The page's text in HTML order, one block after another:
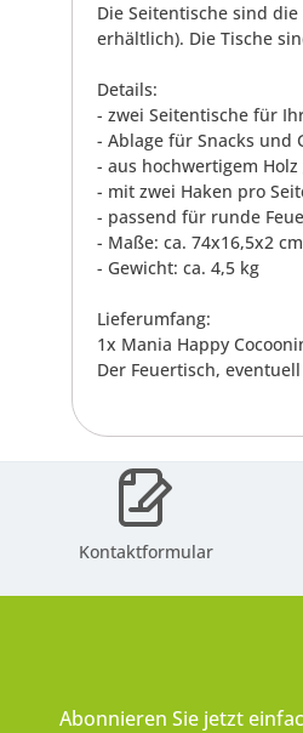
Die Seitentische sind
erhältlich). Die Tische
Details:
- zwei Seitentische für
- Ablage für Snacks und
- aus hochwertigem
- mit zwei Haken pro
- passend für runde
- Maße: ca. 74x16,5x2 cm
- Gewicht: ca. 4,5 kg
Lieferumfang:
1x Mania Happy
Der Feuertisch,
Kontaktformular
Abonnieren Sie jetzt